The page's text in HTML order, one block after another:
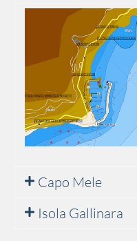
Capo Mele
Isola Gallinara